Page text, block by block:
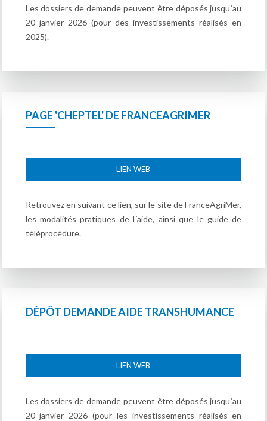
Les dossiers de demande peuvent être déposés jusqu´au
20 janvier 2026 (pour des investissements réalisés en
2025).
PAGE 'CHEPTEL' DE FRANCEAGRIMER
LIEN WEB
Retrouvez en suivant ce lien, sur le site de FranceAgriMer,
les modalités pratiques de l´aide, ainsi que le guide de
téléprocédure.
DÉPÔT DEMANDE AIDE TRANSHUMANCE
LIEN WEB
Les dossiers de demande peuvent être déposés jusqu´au
20 janvier 2026 (pour les investissements réalisés en